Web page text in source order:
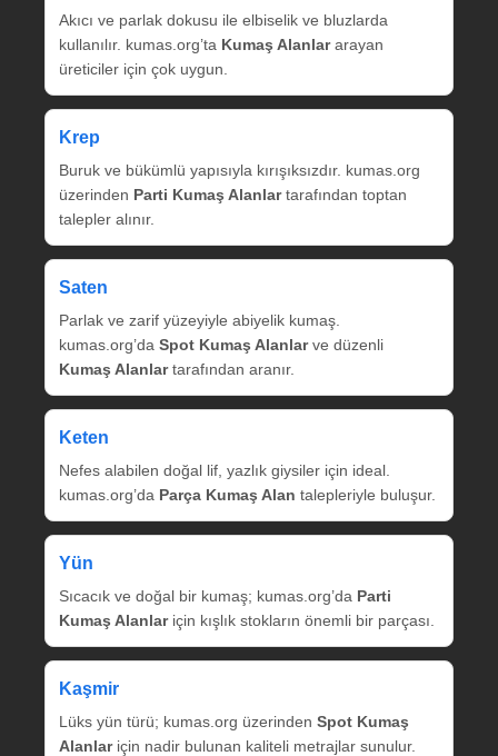
Akıcı ve parlak dokusu ile elbiselik ve bluzlarda
kullanılır. kumas.org’ta Kumaş Alanlararayan
üreticiler için çok uygun.
Krep
Buruk ve bükümlü yapısıyla kırışıksızdır. kumas.org
üzerinden Parti Kumaş Alanlartarafından toptan
talepler alınır.
Saten
Parlak ve zarif yüzeyiyle abiyelik kumaş.
kumas.org’da Spot Kumaş Alanlarve düzenli
Kumaş Alanlartarafından aranır.
Keten
Nefes alabilen doğal lif, yazlık giysiler için ideal.
kumas.org’da Parça Kumaş Alan talepleriyle buluşur.
Yün
Sıcacık ve doğal bir kumaş; kumas.org’da Parti
Kumaş Alanlariçin kışlık stokların önemli bir parçası.
Kaşmir
Lüks yün türü; kumas.org üzerinden Spot Kumaş
Alanlariçin nadir bulunan kaliteli metrajlar sunulur.